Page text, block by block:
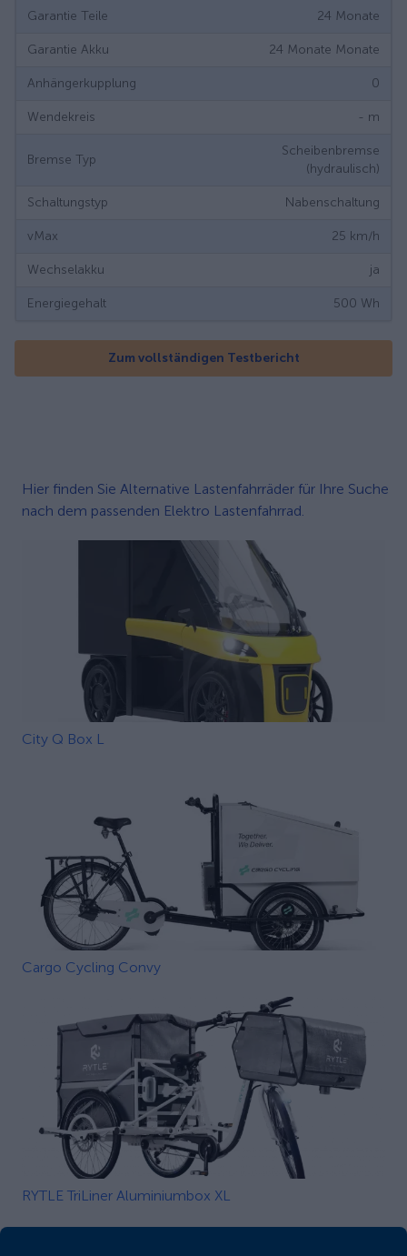
Garantie Teile 24 Monate
Garantie Akku 24 Monate Monate
Anhängerkupplung 0
Wendekreis - m
Bremse Typ
Scheibenbremse
(hydraulisch)
Schaltungstyp Nabenschaltung
vMax 25 km/h
Wechselakku ja
Energiegehalt 500 Wh
Zum vollständigen Testbericht
Hier finden Sie Alternative Lastenfahrräder für Ihre Suche
nach dem passenden Elektro Lastenfahrrad.
City Q Box L
Cargo Cycling Convy
RYTLE TriLiner Aluminiumbox XL